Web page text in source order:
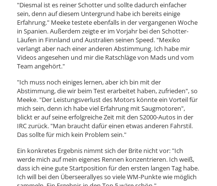
"Diesmal ist es reiner Schotter und sollte dadurch einfacher
sein, denn auf diesem Untergrund habe ich bereits einige
Erfahrung." Meeke testete ebenfalls in der vergangenen Woche
in Spanien. Außerdem zeigte er im Vorjahr bei den Schotter-
Läufen in Finnland und Australien seinen Speed. "Mexiko
verlangt aber nach einer anderen Abstimmung. Ich habe mir
Videos angesehen und mir die Ratschläge von Mads und vom
Team angehört."
"Ich muss noch einiges lernen, aber ich bin mit der
Abstimmung, die wir beim Test erarbeitet haben, zufrieden", so
Meeke. "Der Leistungsverlust des Motors könnte ein Vorteil für
mich sein, denn ich habe viel Erfahrung mit Saugmotoren",
blickt er auf seine erfolgreiche Zeit mit den S2000-Autos in der
IRC zurück. "Man braucht dafür einen etwas anderen Fahrstil.
Das sollte für mich kein Problem sein."
Ein konkretes Ergebnis nimmt sich der Brite nicht vor: "Ich
werde mich auf mein eigenes Rennen konzentrieren. Ich weiß,
dass ich eine gute Startposition für den ersten langen Tag habe.
Ich will bei den Überseerallyes so viele WM-Punkte wie möglich